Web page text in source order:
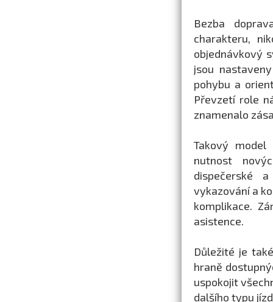
Bezba
charakteru,
objednávkový
jsou
pohybu a
Převzetí role
znamenalo
Takový
nutnost
dispečerské
vykazování a
komplikace.
asistence.
Důležité je
hraně
uspokojit
dalšího typu